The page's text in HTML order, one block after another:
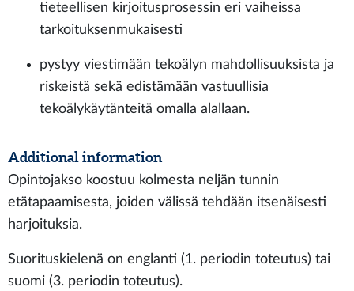
tieteellisen kirjoitusprosessin eri vaiheissa
tarkoituksenmukaisesti
pystyy viestimään tekoälyn mahdollisuuksista ja
riskeistä sekä edistämään vastuullisia
tekoälykäytänteitä omalla alallaan​.
Additional information
Opintojakso koostuu kolmesta neljän tunnin
etätapaamisesta, joiden välissä tehdään itsenäisesti
harjoituksia.
Suorituskielenä on englanti (1. periodin toteutus) tai
suomi (3. periodin toteutus).